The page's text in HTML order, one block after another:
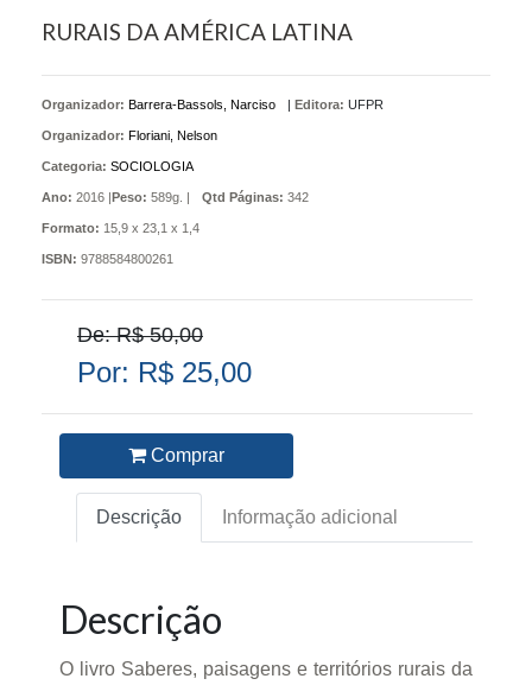
RURAIS DA AMÉRICA LATINA
Organizador: Barrera-Bassols, Narciso
Organizador: Floriani, Nelson
Editora: UFPR
Categoria: SOCIOLOGIA
Ano: 2016 | Peso: 589g. | Qtd Páginas: 342
Formato: 15,9 x 23,1 x 1,4
ISBN: 9788584800261
De: R$ 50,00
Por: R$ 25,00
Comprar
Descrição Informação adicional
Descrição
O livro Saberes, paisagens e territórios rurais da